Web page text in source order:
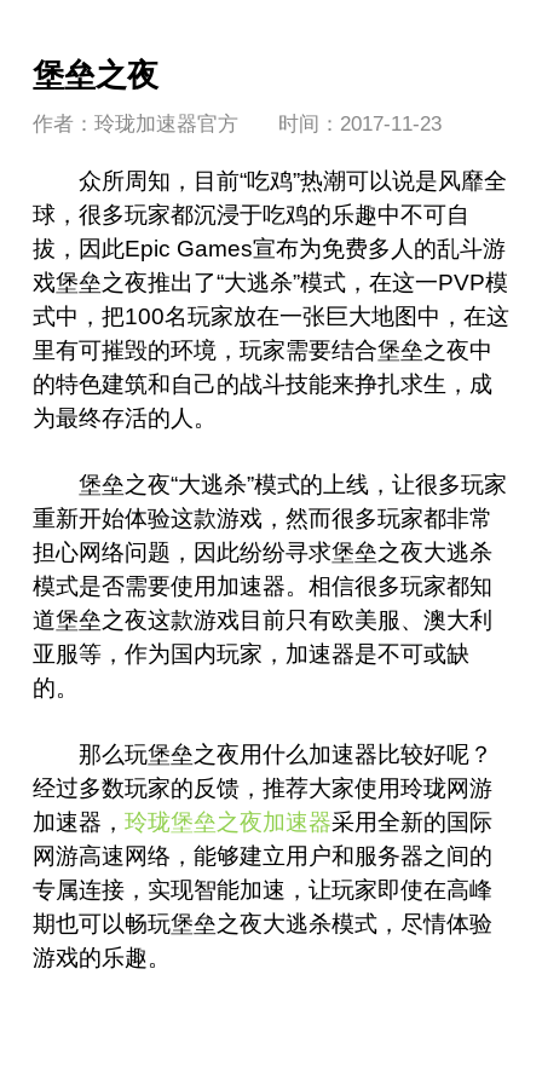
堡垒之夜
作者：玲珑加速器官方 时间：2017-11-23
众所周知，目前“吃鸡”热潮可以说是风靡全
球，很多玩家都沉浸于吃鸡的乐趣中不可自
拔，因此Epic Games宣布为免费多人的乱斗游
戏堡垒之夜推出了“大逃杀”模式，在这一PVP模
式中，把100名玩家放在一张巨大地图中，在这
里有可摧毁的环境，玩家需要结合堡垒之夜中
的特色建筑和自己的战斗技能来挣扎求生，成
为最终存活的人。
堡垒之夜“大逃杀”模式的上线，让很多玩家
重新开始体验这款游戏，然而很多玩家都非常
担心网络问题，因此纷纷寻求堡垒之夜大逃杀
模式是否需要使用加速器。相信很多玩家都知
道堡垒之夜这款游戏目前只有欧美服、澳大利
亚服等，作为国内玩家，加速器是不可或缺
的。
那么玩堡垒之夜用什么加速器比较好呢？
经过多数玩家的反馈，推荐大家使用玲珑网游
加速器， 玲珑堡垒之夜加速器采用全新的国际
网游高速网络，能够建立用户和服务器之间的
专属连接，实现智能加速，让玩家即使在高峰
期也可以畅玩堡垒之夜大逃杀模式，尽情体验
游戏的乐趣。